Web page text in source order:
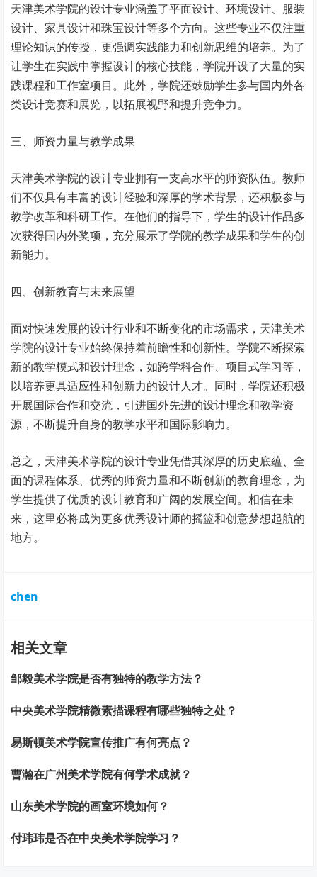
天津美术学院的设计专业涵盖了平面设计、环境设计、服装
设计、家具设计和珠宝设计等多个方向。这些专业不仅注重
理论知识的传授，更强调实践能力和创新思维的培养。为了
让学生在实践中掌握设计的核心技能，学院开设了大量的实
践课程和工作室项目。此外，学院还鼓励学生参与国内外各
类设计竞赛和展览，以拓展视野和提升竞争力。
三、师资力量与教学成果
天津美术学院的设计专业拥有一支高水平的师资队伍。教师
们不仅具有丰富的设计经验和深厚的学术背景，还积极参与
教学改革和科研工作。在他们的指导下，学生的设计作品多
次获得国内外奖项，充分展示了学院的教学成果和学生的创
新能力。
四、创新教育与未来展望
面对快速发展的设计行业和不断变化的市场需求，天津美术
学院的设计专业始终保持着前瞻性和创新性。学院不断探索
新的教学模式和设计理念，如跨学科合作、项目式学习等，
以培养更具适应性和创新力的设计人才。同时，学院还积极
开展国际合作和交流，引进国外先进的设计理念和教学资
源，不断提升自身的教学水平和国际影响力。
总之，天津美术学院的设计专业凭借其深厚的历史底蕴、全
面的课程体系、优秀的师资力量和不断创新的教育理念，为
学生提供了优质的设计教育和广阔的发展空间。相信在未
来，这里必将成为更多优秀设计师的摇篮和创意梦想起航的
地方。
chen
相关文章
邹毅美术学院是否有独特的教学方法？
中央美术学院精微素描课程有哪些独特之处？
易斯顿美术学院宣传推广有何亮点？
曹瀚在广州美术学院有何学术成就？
山东美术学院的画室环境如何？
付玮玮是否在中央美术学院学习？